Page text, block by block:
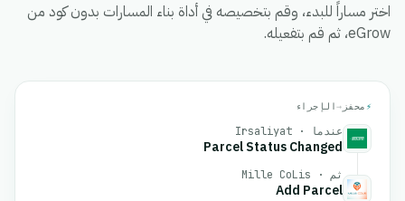
اختر مساراً للبدء، وقم بتخصيصه في أداة بناء المسارات بدون كود من
eGrow، ثم قم بتفعيله.
⚡ محفز →الإجراء
عندما · Irsaliyat
Parcel Status Changed
ثم · Mille CoLis
Add Parcel